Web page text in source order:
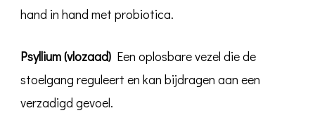
hand in hand met probiotica.
Psyllium (vlozaad) Een oplosbare vezel die de
stoelgang reguleert en kan bijdragen aan een
verzadigd gevoel.